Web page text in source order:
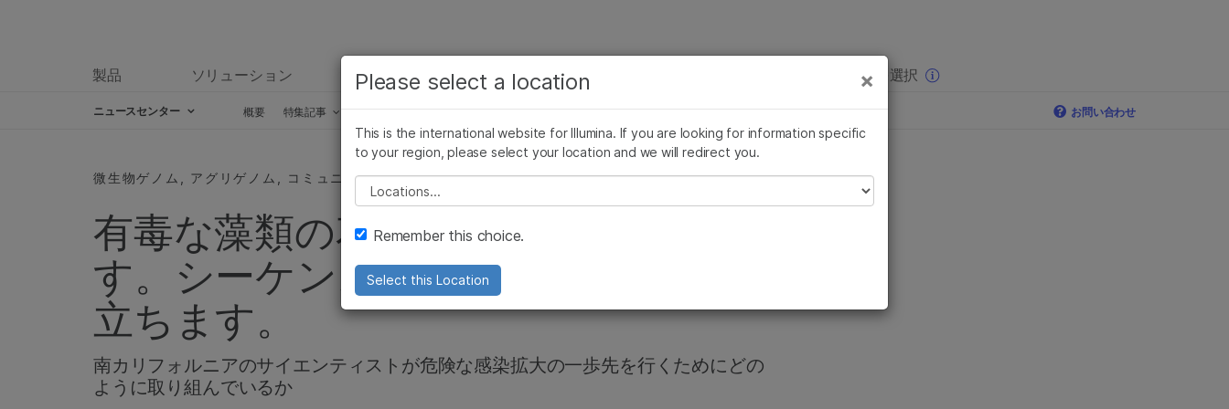
製品 ソリューション ラーニング 企業情報 お気に入りの分野を選択
ニュースセンター 概要 特集記事 プレスリリース イメージ & マルチメディア SomaLogicとイルミナの統合 お問い合わせ
微生物ゲノム, アグリゲノム, コミュニティー
有毒な藻類の花が咲き乱れていま
す。シーケンスはこれらの管理に役
立ちます。
南カリフォルニアのサイエンティストが危険な感染拡大の一歩先を行くためにどの
ように取り組んでいるか
×
Please select a location
This is the international website for Illumina. If you are looking for information specific
to your region, please select your location and we will redirect you.
Please select a location
Remember this choice.
Select this Location
お気に入りの分野を選択すると、関連性の高いコンテン
ツへのリンクが表示されます:
×
微生物研究
農学研究
複雑な疾患
生殖医学
遺伝性および希少疾患研究